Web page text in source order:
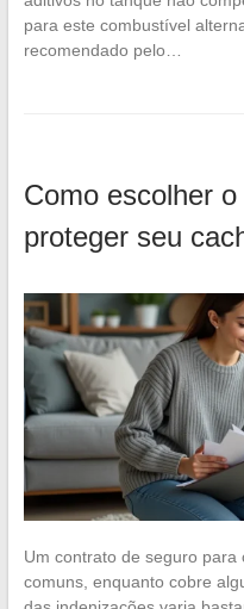
para este combustível
recomendado pelo…
Como escolher
proteger seu
Um contrato de seguro
comuns, enquanto cobre